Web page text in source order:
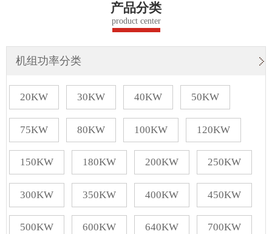
产品分类
product center
机组功率分类
20KW 30KW 40KW 50KW
75KW 80KW 100KW 120KW
150KW 180KW 200KW 250KW
300KW 350KW 400KW 450KW
500KW 600KW 640KW 700KW